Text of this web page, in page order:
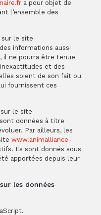
a pour objet de
l’ensemble des
sur le site
informations aussi
il ne pourra être tenue
et des
soient de son fait ou
fournissent ces
le site
données à titre
Par ailleurs, les
www.animalliance-
Ils sont donnés sous
apportées depuis leur
les données